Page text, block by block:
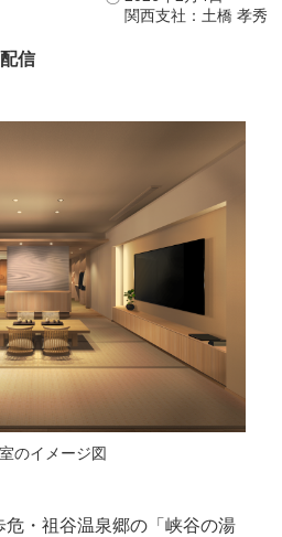
関西支社：土橋 孝秀
信
のイメージ図
・祖谷温泉郷の「峡谷の湯